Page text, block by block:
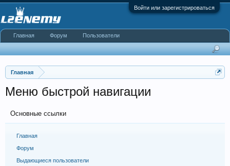
Войти или зарегистрироваться
Главная
Меню быстрой навигации
Основные ссылки
Главная
Форум
Выдающиеся пользователи
Главная Форум Пользователи